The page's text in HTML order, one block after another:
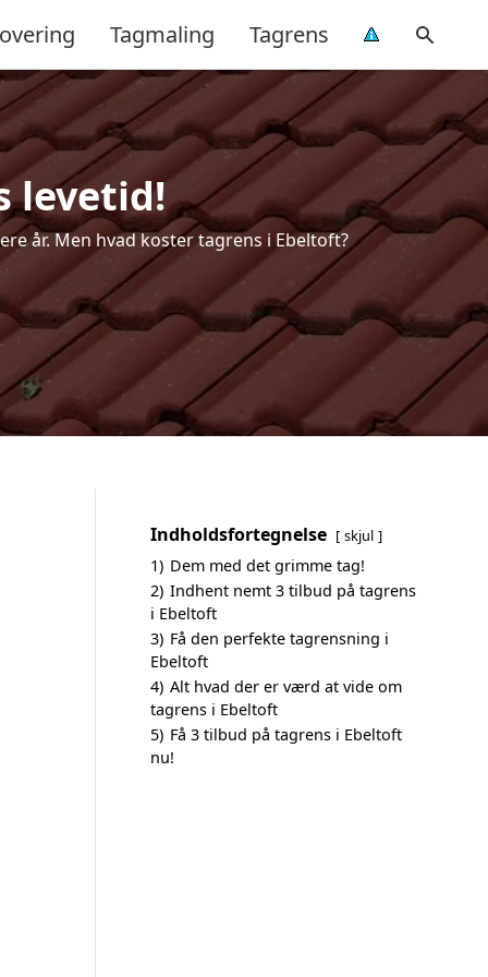
Tagmaling Tagrens
levetid!
år. Men hvad koster tagrens i Ebeltoft?
Indholdsfortegnelse skjul
1) Dem med det grimme tag!
2) Indhent nemt 3 tilbud på tagrens
i Ebeltoft
3) Få den perfekte tagrensning i
Ebeltoft
4) Alt hvad der er værd at vide om
tagrens i Ebeltoft
5) Få 3 tilbud på tagrens i Ebeltoft
nu!